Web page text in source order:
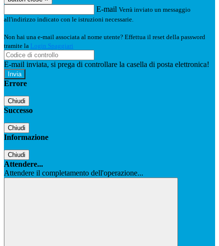
E-mail Verrà inviato un messaggio
all'indirizzo indicato con le istruzioni necessarie.
Non hai una e-mail associata al nome utente? Effettua il reset della password
tramite la Login Spaggiari
E-mail inviata, si prega di controllare la casella di posta elettronica!
Errore
Chiudi
Successo
Chiudi
Informazione
Chiudi
Attendere...
Attendere il completamento dell'operazione...